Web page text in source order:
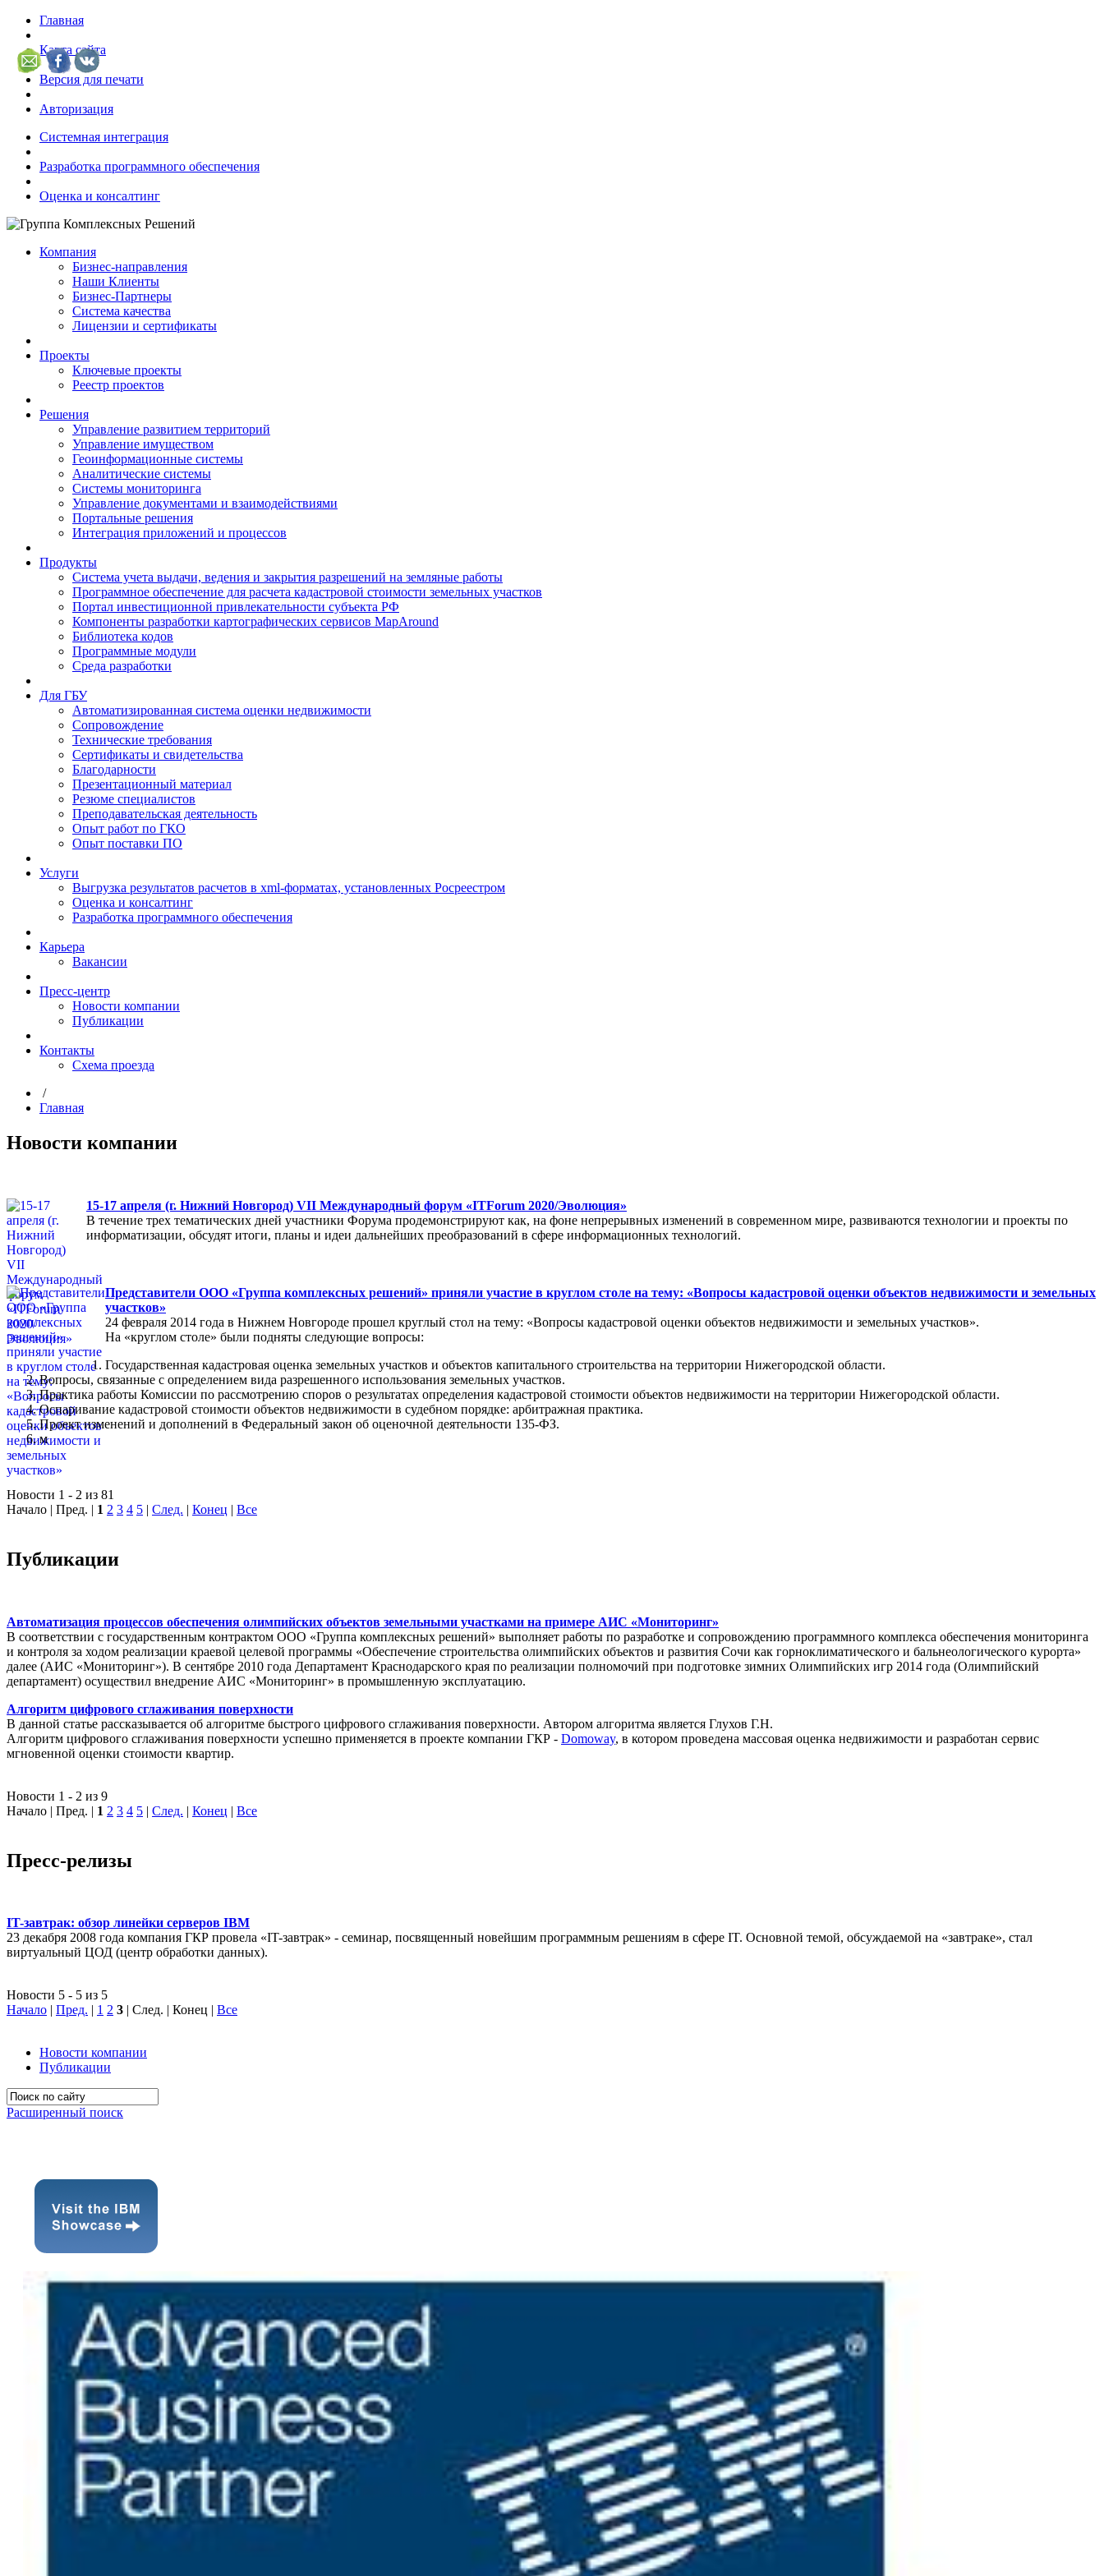
Главная
Карта сайта
Версия для печати
Авторизация
Системная интеграция
Разработка программного обеспечения
Оценка и консалтинг
Компания
Бизнес-направления
Наши Клиенты
Бизнес-Партнеры
Система качества
Лицензии и сертификаты
Проекты
Ключевые проекты
Реестр проектов
Решения
Управление развитием территорий
Управление имуществом
Геоинформационные системы
Аналитические системы
Системы мониторинга
Управление документами и взаимодействиями
Портальные решения
Интеграция приложений и процессов
Продукты
Система учета выдачи, ведения и закрытия разрешений на земляные работы
Программное обеспечение для расчета кадастровой стоимости земельных участков
Портал инвестиционной привлекательности субъекта РФ
Компоненты разработки картографических сервисов MapAround
Библиотека кодов
Программные модули
Среда разработки
Для ГБУ
Автоматизированная система оценки недвижимости
Сопровождение
Технические требования
Сертификаты и свидетельства
Благодарности
Презентационный материал
Резюме специалистов
Преподавательская деятельность
Опыт работ по ГКО
Опыт поставки ПО
Услуги
Выгрузка результатов расчетов в xml-форматах, установленных Росреестром
Оценка и консалтинг
Разработка программного обеспечения
Карьера
Вакансии
Пресс-центр
Новости компании
Публикации
Контакты
Схема проезда
/
Главная
Новости компании
15-17 апреля (г. Нижний Новгород) VII Международный форум «ITForum 2020/Эволюция»
В течение трех тематических дней участники Форума продемонстрируют как, на фоне непрерывных изменений в современном мире, развиваются технологии и проекты по
информатизации, обсудят итоги, планы и идеи дальнейших преобразований в сфере информационных технологий.
Представители ООО «Группа комплексных решений» приняли участие в круглом столе на тему: «Вопросы кадастровой оценки объектов недвижимости и земельных
участков»
24 февраля 2014 года в Нижнем Новгороде прошел круглый стол на тему: «Вопросы кадастровой оценки объектов недвижимости и земельных участков».
На «круглом столе» были подняты следующие вопросы:
Государственная кадастровая оценка земельных участков и объектов капитального строительства на территории Нижегородской области.
Вопросы, связанные с определением вида разрешенного использования земельных участков.
Практика работы Комиссии по рассмотрению споров о результатах определения кадастровой стоимости объектов недвижимости на территории Нижегородской области.
Оспаривание кадастровой стоимости объектов недвижимости в судебном порядке: арбитражная практика.
Проект изменений и дополнений в Федеральный закон об оценочной деятельности 135-ФЗ.
м
Новости 1 - 2 из 81
Начало | Пред. | 1 2 3 4 5 | След. | Конец | Все
Публикации
Автоматизация процессов обеспечения олимпийских объектов земельными участками на примере АИС «Мониторинг»
В соответствии с государственным контрактом ООО «Группа комплексных решений» выполняет работы по разработке и сопровождению программного комплекса обеспечения мониторинга
и контроля за ходом реализации краевой целевой программы «Обеспечение строительства олимпийских объектов и развития Сочи как горноклиматического и бальнеологического курорта»
далее (АИС «Мониторинг»). В сентябре 2010 года Департамент Краснодарского края по реализации полномочий при подготовке зимних Олимпийских игр 2014 года (Олимпийский
департамент) осуществил внедрение АИС «Мониторинг» в промышленную эксплуатацию.
Алгоритм цифрового сглаживания поверхности
В данной статье рассказывается об алгоритме быстрого цифрового сглаживания поверхности. Автором алгоритма является Глухов Г.Н.
Алгоритм цифрового сглаживания поверхности успешно применяется в проекте компании ГКР - Domoway, в котором проведена массовая оценка недвижимости и разработан сервис
мгновенной оценки стоимости квартир.
Новости 1 - 2 из 9
Начало | Пред. | 1 2 3 4 5 | След. | Конец | Все
Пресс-релизы
IT-завтрак: обзор линейки серверов IBM
23 декабря 2008 года компания ГКР провела «IT-завтрак» - семинар, посвященный новейшим программным решениям в сфере IT. Основной темой, обсуждаемой на «завтраке», стал
виртуальный ЦОД (центр обработки данных).
Новости 5 - 5 из 5
Начало | Пред. | 1 2 3 | След. | Конец | Все
Новости компании
Публикации
Расширенный поиск